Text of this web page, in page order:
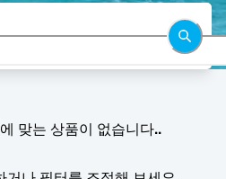
맞는 상품이 없습니다..